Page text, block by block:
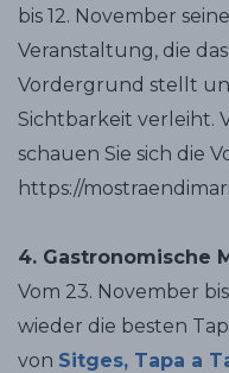
bis 12. November
Veranstaltung, die
Vordergrund stellt
Sichtbarkeit verleiht.
schauen Sie sich die
https://
4. Gastronomische
Vom 23. November
wieder die besten
von Sitges, Tapa a